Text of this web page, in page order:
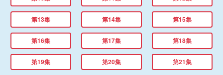
第13集 第14集 第15集
第16集 第17集 第18集
第19集 第20集 第21集